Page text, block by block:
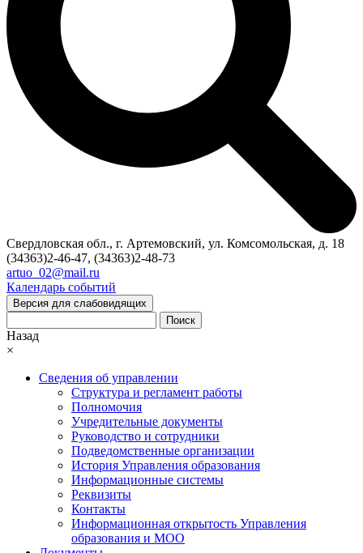
Свердловская обл., г. Артемовский, ул. Комсомольская, д. 18
(34363)2-46-47, (34363)2-48-73
artuo_02@mail.ru
Календарь событий
Версия для слабовидящих
Поиск
Назад
×
Сведения об управлении
Структура и регламент работы
Полномочия
Учредительные документы
Руководство и сотрудники
Подведомственные организации
История Управления образования
Информационные системы
Реквизиты
Контакты
Информационная открытость Управления
образования и МОО